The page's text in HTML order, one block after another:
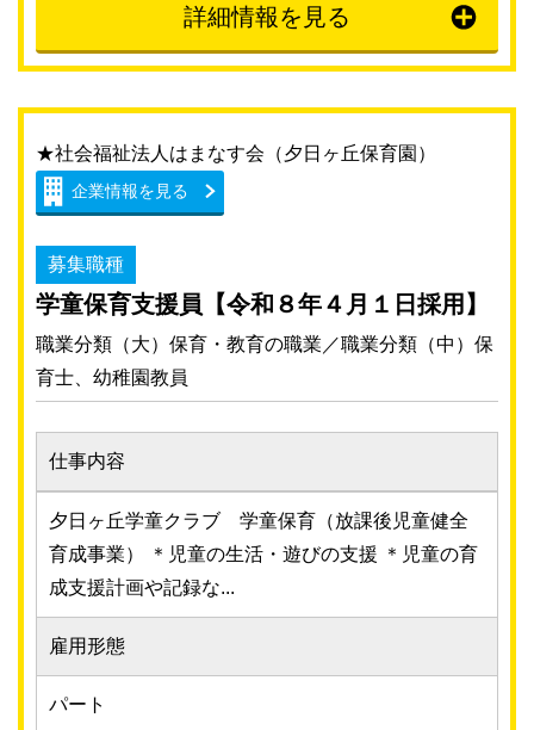
詳細情報を見る
企業情報を見る
★社会福祉法人はまなす会（夕日ヶ丘保育園）
募集職種
学童保育支援員【令和８年４月１日採用】
職業分類（大）保育・教育の職業／職業分類（中）保
育士、幼稚園教員
仕事内容
夕日ヶ丘学童クラブ 学童保育（放課後児童健全
育成事業） ＊児童の生活・遊びの支援 ＊児童の育
成支援計画や記録な...
雇用形態
パート